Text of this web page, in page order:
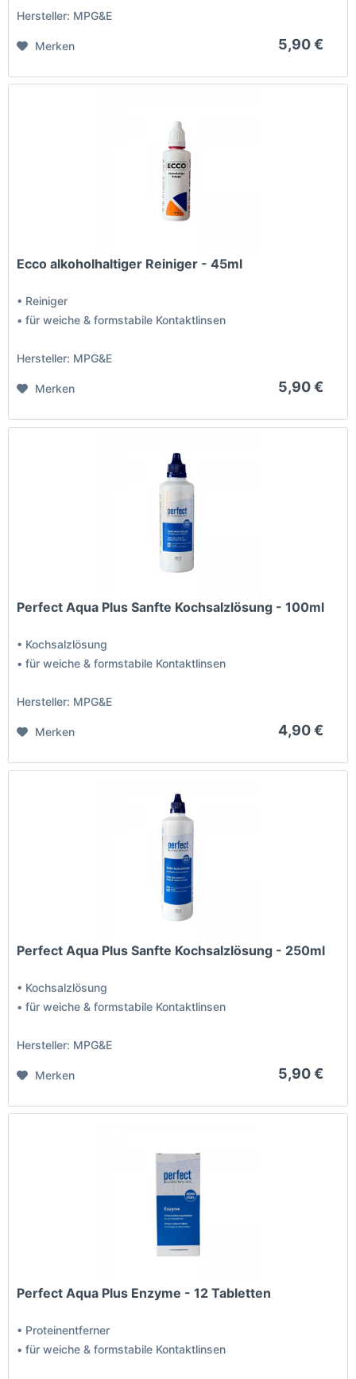
Hersteller: MPG&E
5,90 €
Merken
Ecco alkoholhaltiger Reiniger - 45ml
• Reiniger
• für weiche & formstabile Kontaktlinsen
Hersteller: MPG&E
5,90 €
Merken
Perfect Aqua Plus Sanfte Kochsalzlösung - 100ml
• Kochsalzlösung
• für weiche & formstabile Kontaktlinsen
Hersteller: MPG&E
4,90 €
Merken
Perfect Aqua Plus Sanfte Kochsalzlösung - 250ml
• Kochsalzlösung
• für weiche & formstabile Kontaktlinsen
Hersteller: MPG&E
5,90 €
Merken
Perfect Aqua Plus Enzyme - 12 Tabletten
• Proteinentferner
• für weiche & formstabile Kontaktlinsen